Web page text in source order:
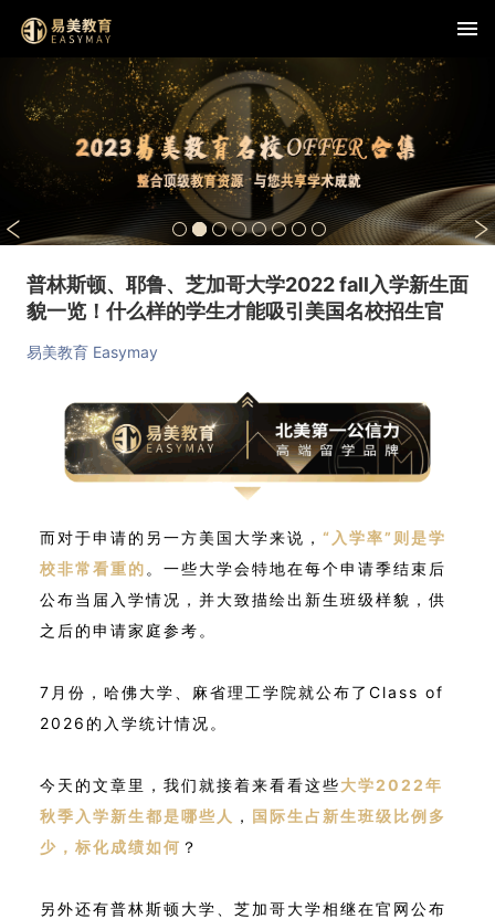
普林斯顿、耶鲁、芝加哥大学2022 fall入学新生面
貌一览！什么样的学生才能吸引美国名校招生官
易美教育 Easymay
而对于申请的另一方美国大学来说， “入学率”则是学
校非常看重的 。一些大学会特地在每个申请季结束后
公布当届入学情况，并大致描绘出新生班级样貌，供
之后的申请家庭参考。
7月份，哈佛大学、麻省理工学院就公布了Class of
2026的入学统计情况。
今天的文章里，我们就接着来看看这些大学2022年
秋季入学新生都是哪些人 ， 国际生占新生班级比例多
少，标化成绩如何 ？
另外还有普林斯顿大学、芝加哥大学相继在官网公布